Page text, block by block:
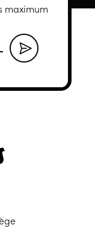
maximum